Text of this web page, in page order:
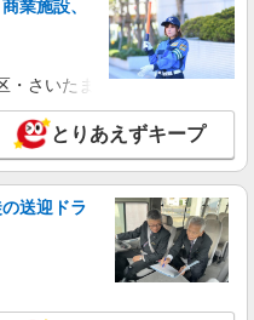
39521_p
イト・パート】
円以上
ます。
東京都世田谷区祖師谷4-32-
詳細を見る
業施設、
・さいたま市岩槻区・久喜市・
とりあえずキープ
送迎ドラ